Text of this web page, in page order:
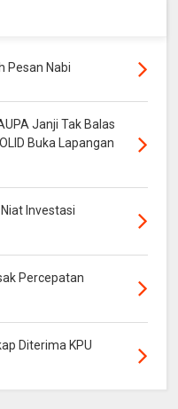
Pesan Nabi
Janji Tak Balas
Buka Lapangan
Investasi
Percepatan
Diterima KPU